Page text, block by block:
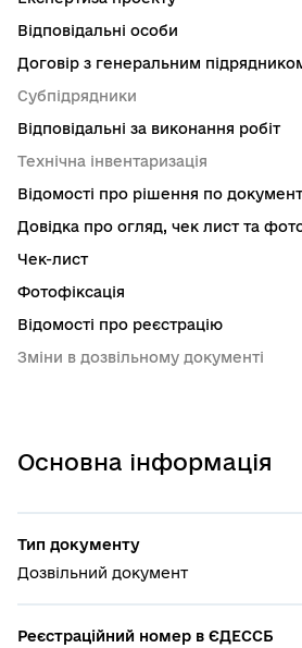
Основна інформація
Тип документу
Дозвільний документ
Реєстраційний номер в ЄДЕССБ
Відповідальні особи
Договір з генеральним
Субпідрядники
Відповідальні за виконання робіт
Технічна інвентаризація
Відомості про рішення по
Довідка про огляд, чек лист та
Чек-лист
Фотофіксація
Відомості про реєстрацію
Зміни в дозвільному документі